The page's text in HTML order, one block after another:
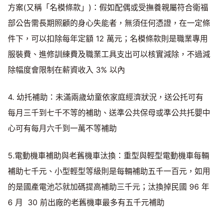
方案(又稱「名模條款」)：假如配偶或受撫養親屬符合衛福
部公告需長期照顧的身心失能者，無須任何憑證，在一定條
件下，可以扣除每年定額 12 萬元；名模條款則是職業專用
服裝費、進修訓練費及職業工具支出可以核實減除，不過減
除幅度會限制在薪資收入 3% 以內
4. 幼托補助：未滿兩歲幼童依家庭經濟狀況，送公托可有
每月三千到七千不等的補助、送準公共保母或準公共托嬰中
心可有每月六千到一萬不等補助
5.電動機車補助與老舊機車汰換：重型與輕型電動機車每輛
補助七千元、小型輕型等級則是每輛補助五千一百元，如用
的是國產電池芯就加碼提高補助三千元；汰換掉民國 96 年
6 月 30 前出廠的老舊機車最多有五千元補助